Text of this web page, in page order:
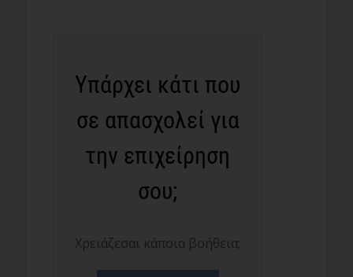
Υπάρχει κάτι που
σε απασχολεί για
την επιχείρηση
σου;
Χρειάζεσαι κάποια βοήθεια;